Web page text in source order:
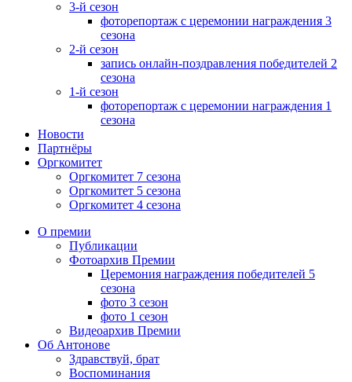
3-й сезон
фоторепортаж с церемонии награждения 3
сезона
2-й сезон
запись онлайн-поздравления победителей 2
сезона
1-й сезон
фоторепортаж с церемонии награждения 1
сезона
Новости
Партнёры
Оргкомитет
Оргкомитет 7 сезона
Оргкомитет 5 сезона
Оргкомитет 4 сезона
О премии
Публикации
Фотоархив Премии
Церемония награждения победителей 5
сезона
фото 3 сезон
фото 1 сезон
Видеоархив Премии
Об Антонове
Здравствуй, брат
Воспоминания